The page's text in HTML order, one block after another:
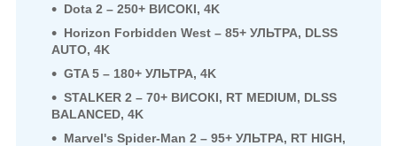
Dota 2 – 250+ ВИСОКІ, 4K
Horizon Forbidden West – 85+ УЛЬТРА, DLSS
AUTO, 4K
GTA 5 – 180+ УЛЬТРА, 4K
STALKER 2 – 70+ ВИСОКІ, RT MEDIUM, DLSS
BALANCED, 4K
Marvel's Spider-Man 2 – 95+ УЛЬТРА, RT HIGH,